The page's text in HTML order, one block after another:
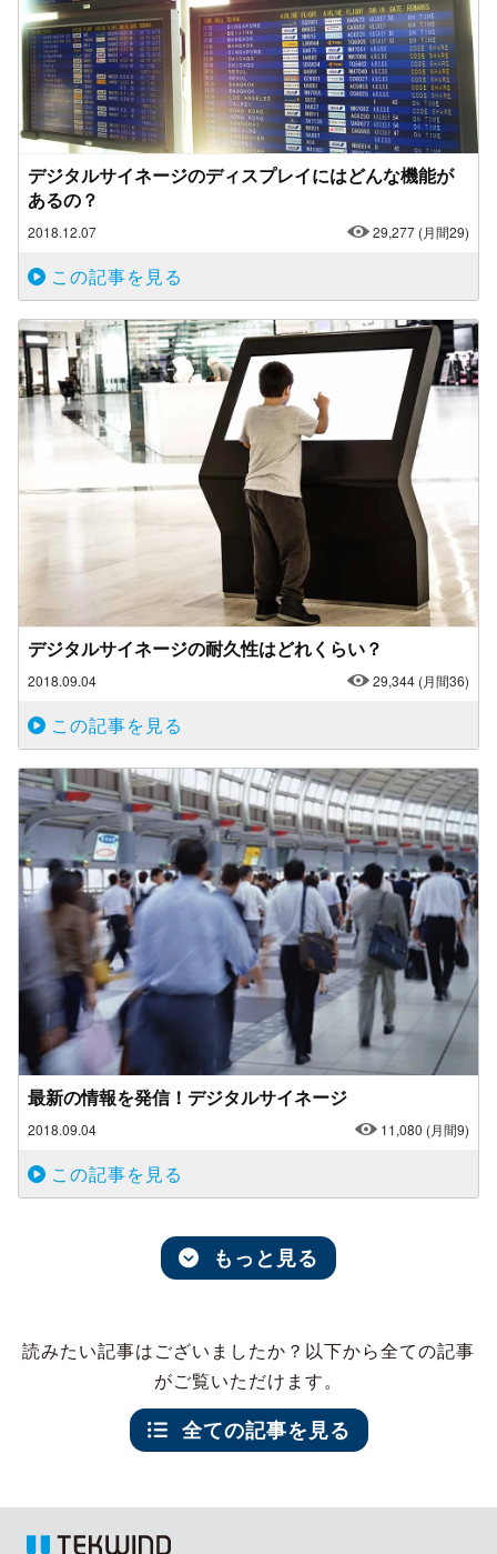
デジタルサイネージのディスプレイにはどんな機能が
あるの？
2018.12.07 29,277 (月間29)
この記事を見る
デジタルサイネージの耐久性はどれくらい？
2018.09.04 29,344 (月間36)
この記事を見る
最新の情報を発信！デジタルサイネージ
2018.09.04 11,080 (月間9)
この記事を見る
もっと見る
読みたい記事はございましたか？以下から全ての記事
がご覧いただけます。
全ての記事を見る